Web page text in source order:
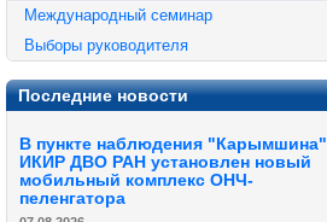
Международный семинар
Выборы руководителя
Последние новости
В пункте наблюдения "Карымшина"
ИКИР ДВО РАН установлен новый
мобильный комплекс ОНЧ-
пеленгатора